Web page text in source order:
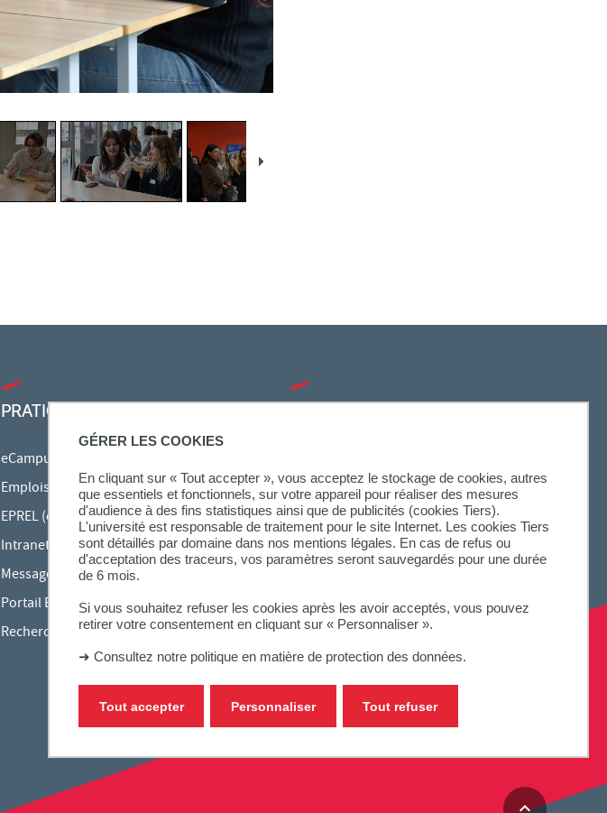
GÉRER LES COOKIES
En cliquant sur « Tout accepter », vous acceptez le stockage de cookies, autres
que essentiels et fonctionnels, sur votre appareil pour réaliser des mesures
d'audience à des fins statistiques ainsi que de publicités (cookies Tiers).
L'université est responsable de traitement pour le site Internet. Les cookies Tiers
sont détaillés par domaine dans nos mentions légales. En cas de refus ou
d'acceptation des traceurs, vos paramètres seront sauvegardés pour une durée
de 6 mois.
Si vous souhaitez refuser les cookies après les avoir acceptés, vous pouvez
retirer votre consentement en cliquant sur « Personnaliser ».
➜ Consultez notre politique en matière de protection des données.
Tout accepter Tout refuser
Personnaliser
PRATIQUE
eCampus
Emplois du temps en ligne
EPREL (cours en ligne)
Intranet des personnels
Messagerie étudiante
Portail Bu Athéna
Rechercher une formation
SUIVEZ-NOUS